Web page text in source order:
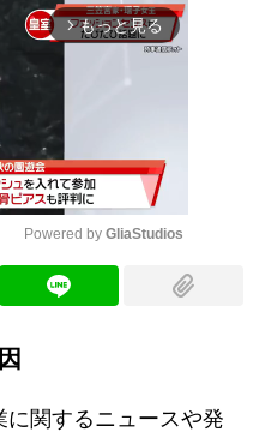
arrow_forward_ios もっと見る
Powered by GliaStudios
関するニュースや発